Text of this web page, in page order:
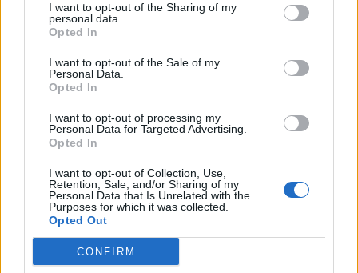
I want to opt-out of the Sharing of my
personal data.
Opted In
I want to opt-out of the Sale of my
Personal Data.
Opted In
I want to opt-out of processing my
Personal Data for Targeted Advertising.
Opted In
I want to opt-out of Collection, Use,
Retention, Sale, and/or Sharing of my
Personal Data that Is Unrelated with the
Purposes for which it was collected.
Opted Out
CONFIRM
KAPCSOLÓDÓ CIKKEK TÖBB A SZERZŐTŐL
Bivalytej és vino rosso 9.rész
Heti horoszkóp december 15-21-ig